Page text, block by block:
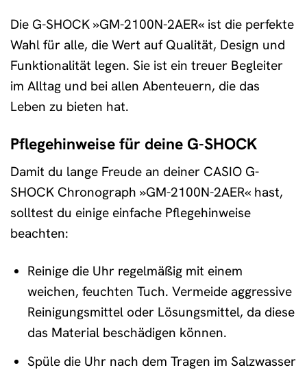
Die G-SHOCK »GM-2100N-2AER« ist die perfekte
Wahl für alle, die Wert auf Qualität, Design und
Funktionalität legen. Sie ist ein treuer Begleiter
im Alltag und bei allen Abenteuern, die das
Leben zu bieten hat.
Pflegehinweise für deine G-SHOCK
Damit du lange Freude an deiner CASIO G-
SHOCK Chronograph »GM-2100N-2AER« hast,
solltest du einige einfache Pflegehinweise
beachten:
Reinige die Uhr regelmäßig mit einem
weichen, feuchten Tuch. Vermeide aggressive
Reinigungsmittel oder Lösungsmittel, da diese
das Material beschädigen können.
Spüle die Uhr nach dem Tragen im Salzwasser